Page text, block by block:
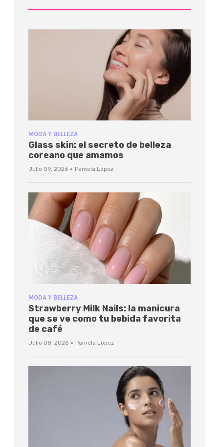
MODA Y BELLEZA
Glass skin: el secreto de belleza
coreano que amamos
Julio 09, 2026 · Pamela López
MODA Y BELLEZA
Strawberry Milk Nails: la manicura
que se ve como tu bebida favorita
de café
Julio 08, 2026 · Pamela López